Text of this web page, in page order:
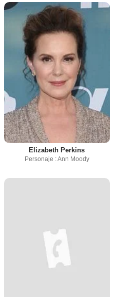
Elizabeth Perkins
Personaje : Ann Moody